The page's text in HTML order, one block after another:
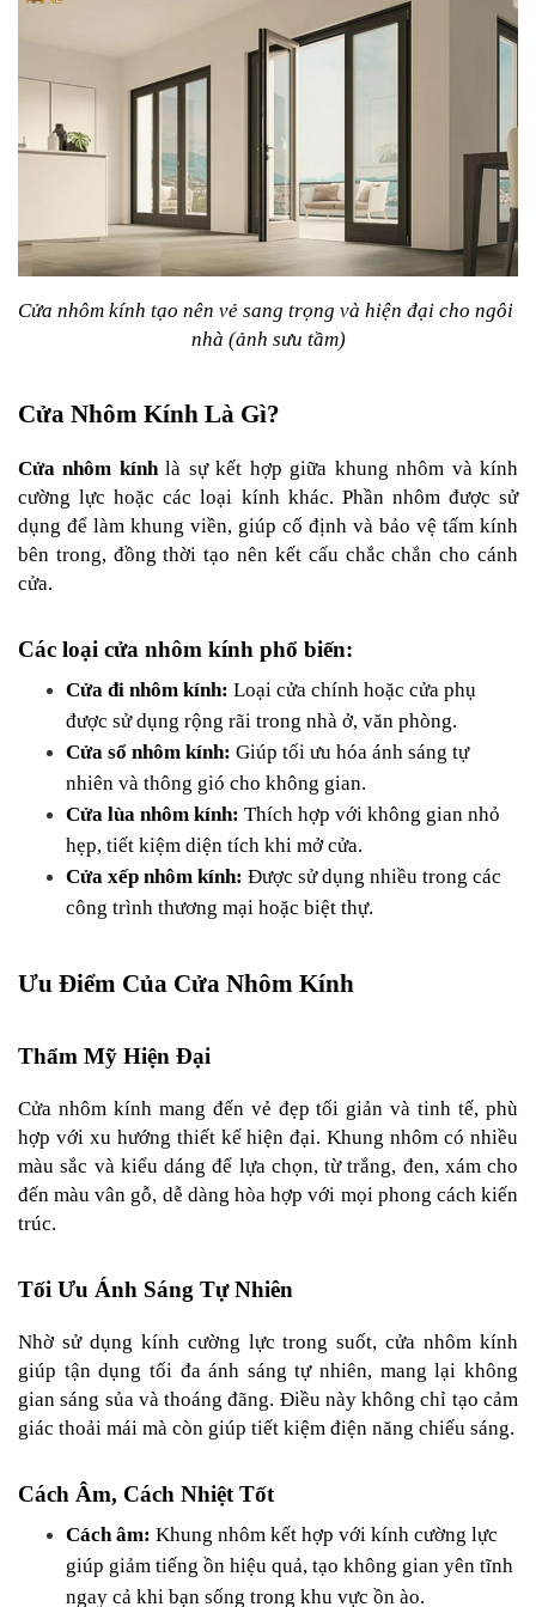
Cửa nhôm kính tạo nên vẻ sang trọng và hiện đại cho ngôi
nhà (ảnh sưu tầm)
Cửa Nhôm Kính Là Gì?
Cửa nhôm kính là sự kết hợp giữa khung nhôm và kính
cường lực hoặc các loại kính khác. Phần nhôm được sử
dụng để làm khung viền, giúp cố định và bảo vệ tấm kính
bên trong, đồng thời tạo nên kết cấu chắc chắn cho cánh
cửa.
Các loại cửa nhôm kính phổ biến:
Cửa đi nhôm kính: Loại cửa chính hoặc cửa phụ
được sử dụng rộng rãi trong nhà ở, văn phòng.
Cửa sổ nhôm kính: Giúp tối ưu hóa ánh sáng tự
nhiên và thông gió cho không gian.
Cửa lùa nhôm kính: Thích hợp với không gian nhỏ
hẹp, tiết kiệm diện tích khi mở cửa.
Cửa xếp nhôm kính: Được sử dụng nhiều trong các
công trình thương mại hoặc biệt thự.
Ưu Điểm Của Cửa Nhôm Kính
Thẩm Mỹ Hiện Đại
Cửa nhôm kính mang đến vẻ đẹp tối giản và tinh tế, phù
hợp với xu hướng thiết kế hiện đại. Khung nhôm có nhiều
màu sắc và kiểu dáng để lựa chọn, từ trắng, đen, xám cho
đến màu vân gỗ, dễ dàng hòa hợp với mọi phong cách kiến
trúc.
Tối Ưu Ánh Sáng Tự Nhiên
Nhờ sử dụng kính cường lực trong suốt, cửa nhôm kính
giúp tận dụng tối đa ánh sáng tự nhiên, mang lại không
gian sáng sủa và thoáng đãng. Điều này không chỉ tạo cảm
giác thoải mái mà còn giúp tiết kiệm điện năng chiếu sáng.
Cách Âm, Cách Nhiệt Tốt
Cách âm: Khung nhôm kết hợp với kính cường lực
giúp giảm tiếng ồn hiệu quả, tạo không gian yên tĩnh
ngay cả khi bạn sống trong khu vực ồn ào.